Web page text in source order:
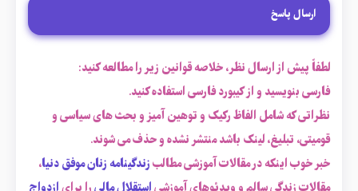
ارسال پاسخ
لطفاً پیش از ارسال نظر، خلاصه قوانین زیر را مطالعه کنید:
فارسی بنویسید و از کیبورد فارسی استفاده کنید.
نظراتی که شامل الفاظ رکیک و توهین آمیز و بحث های سیاسی و
قومیتی، تبلیغ، لینک باشد منتشر نشده و حذف می شوند.
خبر خوب اینکه در مقالات آموزشی مطالبزندگینامه زنان موفق دنیا،